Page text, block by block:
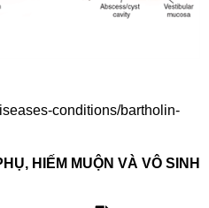
conditions/bartholin-
HIẾM MUỘN VÀ VÔ SINH